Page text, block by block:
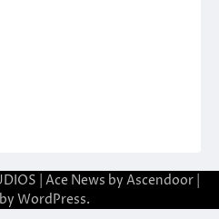
| Ace News by Ascendoor|
WordPress.